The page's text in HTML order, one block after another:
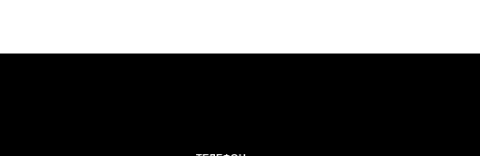
г.Иваново